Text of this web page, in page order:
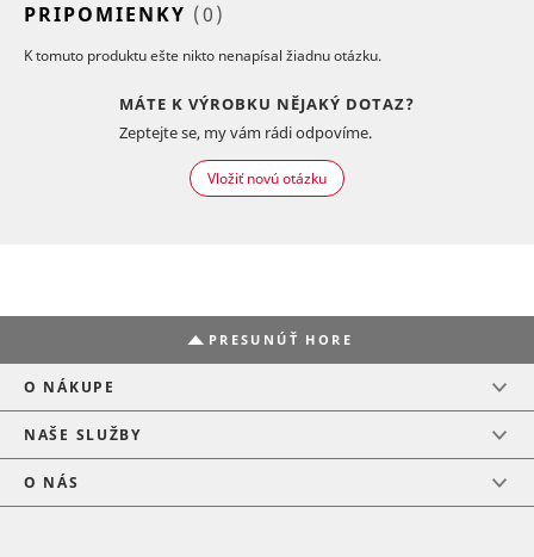
PRIPOMIENKY (0)
K tomuto produktu ešte nikto nenapísal žiadnu otázku.
MÁTE K VÝROBKU NĚJAKÝ DOTAZ?
Zeptejte se, my vám rádi odpovíme.
Vložiť novú otázku
PRESUNÚŤ HORE
O NÁKUPE
NAŠE SLUŽBY
O NÁS